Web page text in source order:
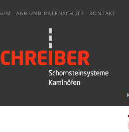
AGB UND DATENSCHUTZ KONTAKT